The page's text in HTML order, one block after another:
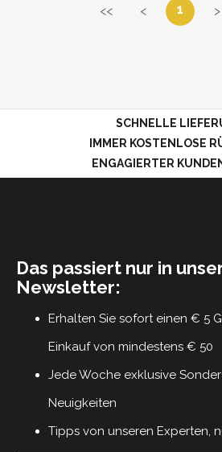
<< < 1 >
SCHNELLE
IMMER KOSTENLOSE
ENGAGIERTER
Das passiert nur in
Newsletter:
Erhalten Sie sofort einen € 5
Einkauf von mindestens € 50
Jede Woche exklusive
Neuigkeiten
Tipps von unseren Experten,